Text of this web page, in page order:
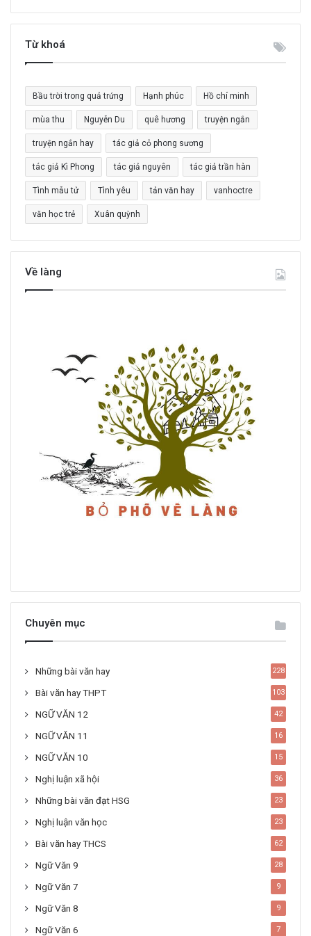
m
k
c
h
o
:
Từ khoá
Bầu trời trong quả trứng Hạnh phúc Hồ chí minh
mùa thu Nguyễn Du quê hương truyện ngắn
truyện ngắn hay tác giả cỏ phong sương
tác giả Kì Phong tác giả nguyên tác giả trần hàn
Tình mẫu tử Tình yêu tản văn hay vanhoctre
văn học trẻ Xuân quỳnh
Về làng
Chuyên mục
Những bài văn hay 228
Bài văn hay THPT 103
NGỮ VĂN 12 42
NGỮ VĂN 11 16
NGỮ VĂN 10 15
Nghị luận xã hội 36
Những bài văn đạt HSG 23
Nghị luận văn học 23
Bài văn hay THCS 62
Ngữ Văn 9 28
Ngữ Văn 7 9
Ngữ Văn 8 9
Ngữ Văn 6 7